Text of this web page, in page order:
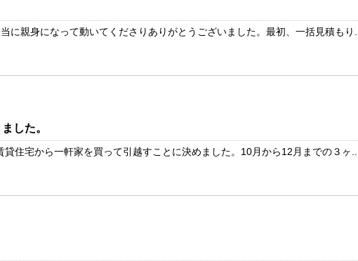
に親身になって動いてくださりありがとうございました。最初、一括見積もり...
した。
住宅から一軒家を買って引越すことに決めました。10月から12月までの３ヶ...